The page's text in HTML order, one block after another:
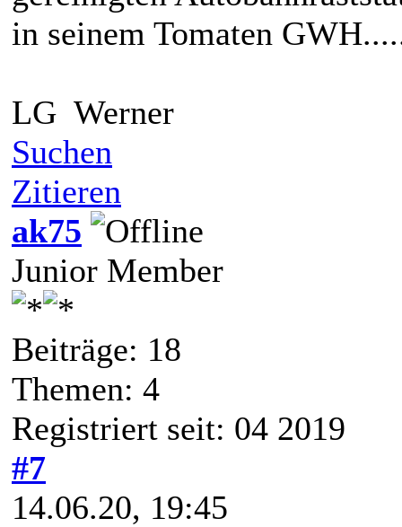
in seinem Tomaten
LG Werner
Suchen
Zitieren
ak75
Junior Member
Beiträge: 18
Themen: 4
Registriert seit: 04 2019
#7
14.06.20, 19:45